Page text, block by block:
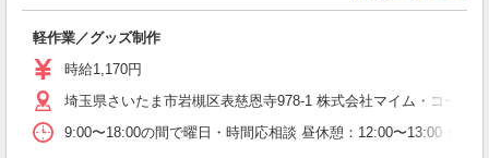
軽作業／グッズ制作
時給1,170円
埼玉県さいたま市岩槻区表慈恩寺978-1 株式会社マイム・コーポ
9:00〜18:00の間で曜日・時間応相談 昼休憩：12:00〜13:00 ※週